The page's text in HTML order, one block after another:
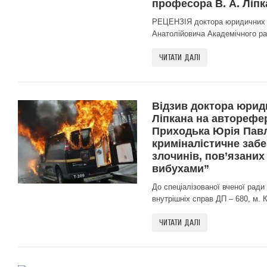
професора В. А.
РЕЦЕНЗІЯ доктора юридичних
Анатолійовича Академічного
ЧИТАТИ ДАЛІ
Відзив доктора
Ліпкана на
Приходька Юрія
криміналістичне
злочинів,
вибухами”
До спеціалізованої вченої
внутрішніх справ ДП – 680, м.
ЧИТАТИ ДАЛІ